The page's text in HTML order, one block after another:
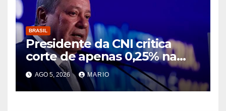
BRASIL
Presidente da CNI critica
corte de apenas 0,25% na
taxa de juros e diz que
decisão segue asfixiando a
população
AGO 5, 2026 MARIO